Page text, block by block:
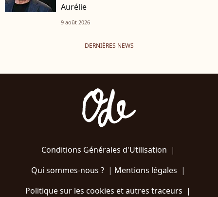
Aurélie
9 août 2026
DERNIÈRES NEWS
Conditions Générales d'Utilisation |
Qui sommes-nous ?| Mentions légales |
Politique sur les cookies et autres traceurs |